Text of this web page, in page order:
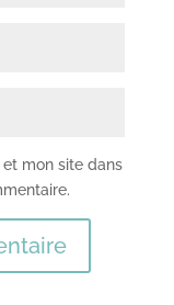
mon site dans